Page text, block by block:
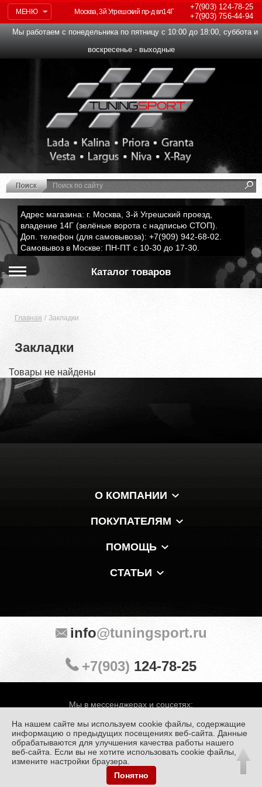
МЕНЮ
+7(903)124-78-25
+7(903)756-44-94
Москва, 3й Угрешский пр-д вл14Г
Мы работаем с понедельника по пятницу с 10:00 до 18:00, суббота и
воскресенье - выходные
Адрес магазина: г. Москва, 3-й Угрешский проезд,
владение 14Г (зелёные ворота с надписью СТОП).
Доп. телефон (для самовывоза): +7(909) 942-68-02.
Самовывоз в Москве: ПН-ПТ с 10-30 до 17-30.
Каталог товаров
Главная Закладки
Закладки
Товары не найдены
О КОМПАНИИ
ПОКУПАТЕЛЯМ
ПОМОЩЬ
СТАТЬИ
Мы в мессенджерах и соцсетях:
info@tuningsport.ru
+7(903) 124-78-25
© «Тюнинг Спорт» 1998 — 2026
Политика конфиденциальности
Обработка персональных данных
На нашем сайте мы используем cookie файлы, содержащие
информацию о предыдущих посещениях веб-сайта. Данные
обрабатываются для улучшения качества работы нашего
веб-сайта. Если вы не хотите использовать cookie файлы,
измените настройки браузера.
Понятно